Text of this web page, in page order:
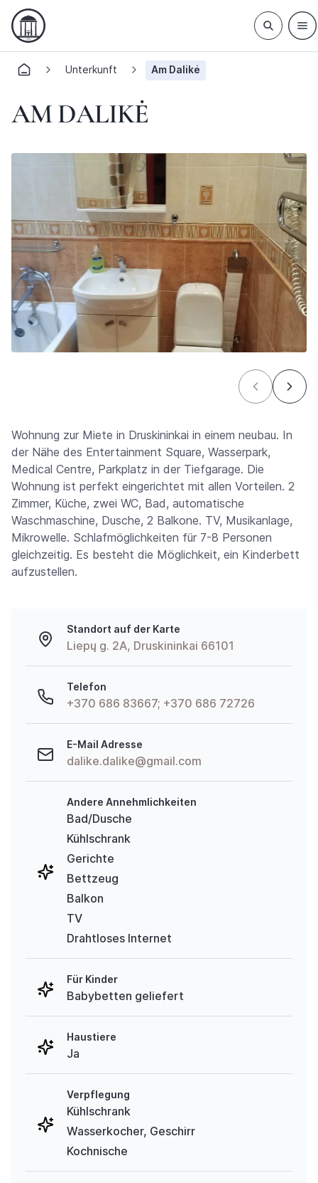
Unterkunft Am Dalikė
AM DALIKĖ
Wohnung zur Miete in Druskininkai in einem neubau. In
der Nähe des Entertainment Square, Wasserpark,
Medical Centre, Parkplatz in der Tiefgarage. Die
Wohnung ist perfekt eingerichtet mit allen Vorteilen. 2
Zimmer, Küche, zwei WC, Bad, automatische
Waschmaschine, Dusche, 2 Balkone. TV, Musikanlage,
Mikrowelle. Schlafmöglichkeiten für 7-8 Personen
gleichzeitig. Es besteht die Möglichkeit, ein Kinderbett
aufzustellen.
Standort auf der Karte
Liepų g. 2A, Druskininkai 66101
Telefon
+370 686 83667; +370 686 72726
E-Mail Adresse
dalike.dalike@gmail.com
Andere Annehmlichkeiten
Bad/Dusche
Kühlschrank
Gerichte
Bettzeug
Balkon
TV
Drahtloses Internet
Für Kinder
Babybetten geliefert
Haustiere
Ja
Verpflegung
Kühlschrank
Wasserkocher, Geschirr
Kochnische